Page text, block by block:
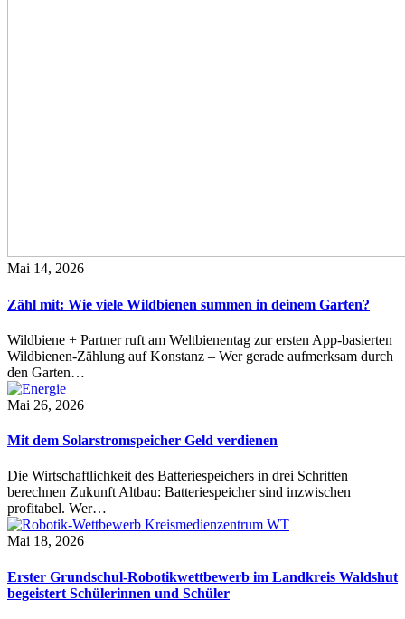
Mai 14, 2026
Zähl mit: Wie viele Wildbienen summen in deinem Garten?
Wildbiene + Partner ruft am Weltbienentag zur ersten App-basierten
Wildbienen-Zählung auf Konstanz – Wer gerade aufmerksam durch
den Garten…
Mai 26, 2026
Mit dem Solarstromspeicher Geld verdienen
Die Wirtschaftlichkeit des Batteriespeichers in drei Schritten
berechnen Zukunft Altbau: Batteriespeicher sind inzwischen
profitabel. Wer…
Mai 18, 2026
Erster Grundschul-Robotikwettbewerb im Landkreis Waldshut
begeistert Schülerinnen und Schüler